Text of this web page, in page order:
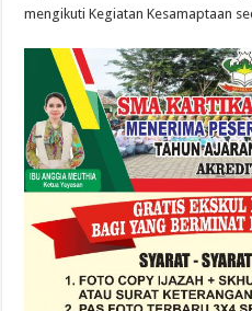
mengikuti Kegiatan Kesamaptaan